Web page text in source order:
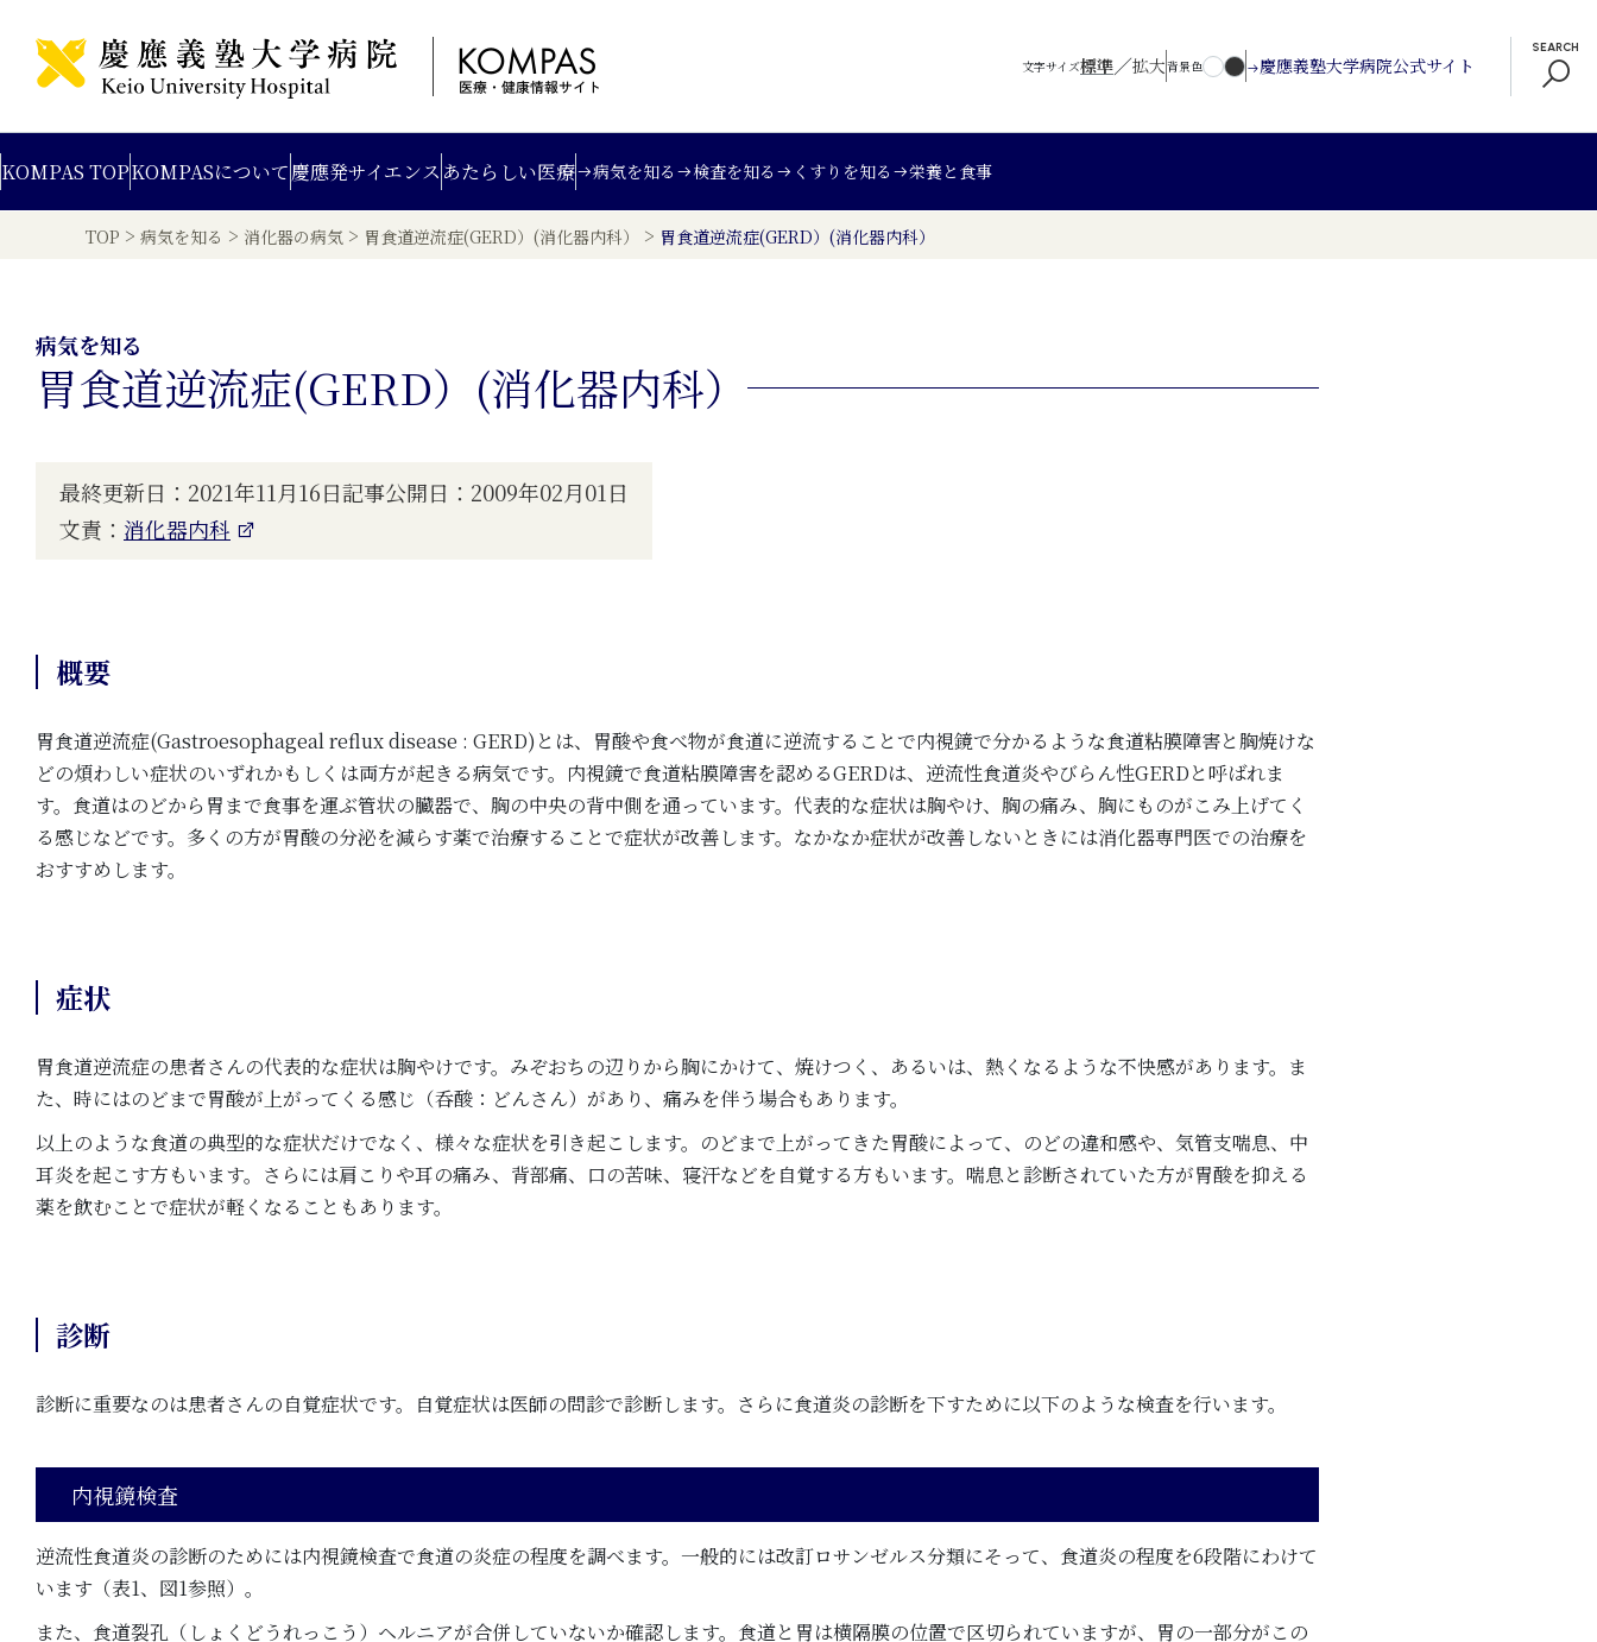
文字サイズ標準／拡大背景色 慶應義塾大学病院公式サイト
SEARCH
KOMPAS TOPKOMPASについて慶應発サイエンス あたらしい医療 病気を知る 検査を知る くすりを知る 栄養と食事
TOP > 病気を知る > 消化器の病気 > 胃食道逆流症(GERD）(消化器内科） > 胃食道逆流症(GERD）(消化器内科）
病気を知る
胃食道逆流症(GERD）(消化器内科）
最終更新日：2021年11月16日記事公開日：2009年02月01日
文責： 消化器内科
概要
胃食道逆流症(Gastroesophageal reflux disease : GERD)とは、胃酸や食べ物が食道に逆流することで内視鏡で分かるような食道粘膜障害と胸焼けな
どの煩わしい症状のいずれかもしくは両方が起きる病気です。内視鏡で食道粘膜障害を認めるGERDは、逆流性食道炎やびらん性GERDと呼ばれま
す。食道はのどから胃まで食事を運ぶ管状の臓器で、胸の中央の背中側を通っています。代表的な症状は胸やけ、胸の痛み、胸にものがこみ上げてく
る感じなどです。多くの方が胃酸の分泌を減らす薬で治療することで症状が改善します。なかなか症状が改善しないときには消化器専門医での治療を
おすすめします。
症状
胃食道逆流症の患者さんの代表的な症状は胸やけです。みぞおちの辺りから胸にかけて、焼けつく、あるいは、熱くなるような不快感があります。ま
た、時にはのどまで胃酸が上がってくる感じ（呑酸：どんさん）があり、痛みを伴う場合もあります。
以上のような食道の典型的な症状だけでなく、様々な症状を引き起こします。のどまで上がってきた胃酸によって、のどの違和感や、気管支喘息、中
耳炎を起こす方もいます。さらには肩こりや耳の痛み、背部痛、口の苦味、寝汗などを自覚する方もいます。喘息と診断されていた方が胃酸を抑える
薬を飲むことで症状が軽くなることもあります。
診断
診断に重要なのは患者さんの自覚症状です。自覚症状は医師の問診で診断します。さらに食道炎の診断を下すために以下のような検査を行います。
内視鏡検査
逆流性食道炎の診断のためには内視鏡検査で食道の炎症の程度を調べます。一般的には改訂ロサンゼルス分類にそって、食道炎の程度を6段階にわけて
います（表1、図1参照）。
また、食道裂孔（しょくどうれっこう）ヘルニアが合併していないか確認します。食道と胃は横隔膜の位置で区切られていますが、胃の一部分がこの